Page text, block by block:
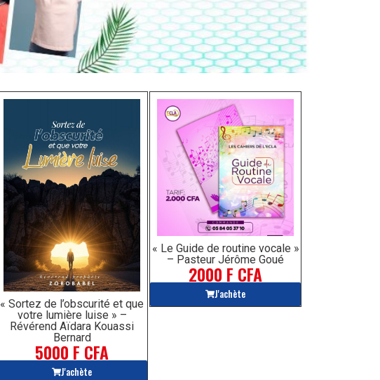
« Sortez de l’obscurité et que
votre lumière luise » –
Révérend Aïdara Kouassi
Bernard
5000 F CFA
J'achète
« Le Guide de routine vocale »
– Pasteur Jérôme Goué
2000 F CFA
J'achète